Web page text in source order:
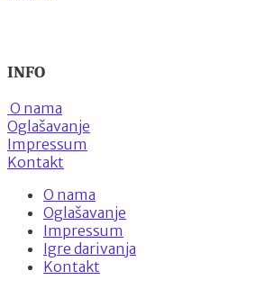
INFO
O nama
Oglašavanje
Impressum
Kontakt
O nama
Oglašavanje
Impressum
Igre darivanja
Kontakt